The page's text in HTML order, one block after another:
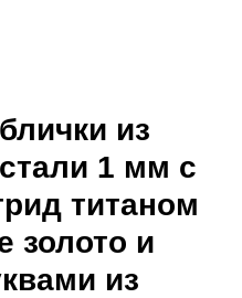
из
1 мм с
титаном
золото и
из